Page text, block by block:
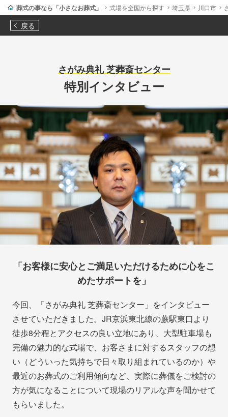
葬式の事なら「小さなお葬式」 式場を全国から探す 埼玉県 川口市
戻る
さがみ典礼 芝葬斎センター
特別インタビュー
「お客様に安心とご満足いただけるために心をこ
めたサポートを」
今回、「さがみ典礼 芝葬斎センター」をインタビュー
させていただきました。JR京浜東北線の蕨駅東口より
徒歩8分程とアクセスの良い立地にあり、大型駐車場も
完備の魅力的な式場で、お客さまに対するスタッフの想
い（どういった気持ちで日々取り組まれているのか）や
最近のお葬式のご利用傾向など、実際に葬儀をご検討の
方が気になることについて現場のリアルな声を聞かせて
もらいました。